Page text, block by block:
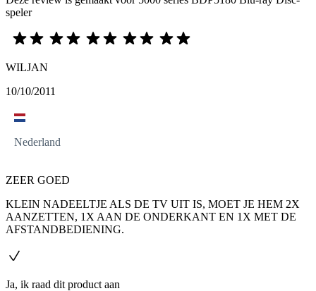
speler
WILJAN
10/10/2011
Nederland
ZEER GOED
KLEIN NADEELTJE ALS DE TV UIT IS, MOET JE HEM 2X
AANZETTEN, 1X AAN DE ONDERKANT EN 1X MET DE
AFSTANDBEDIENING.
Ja, ik raad dit product aan